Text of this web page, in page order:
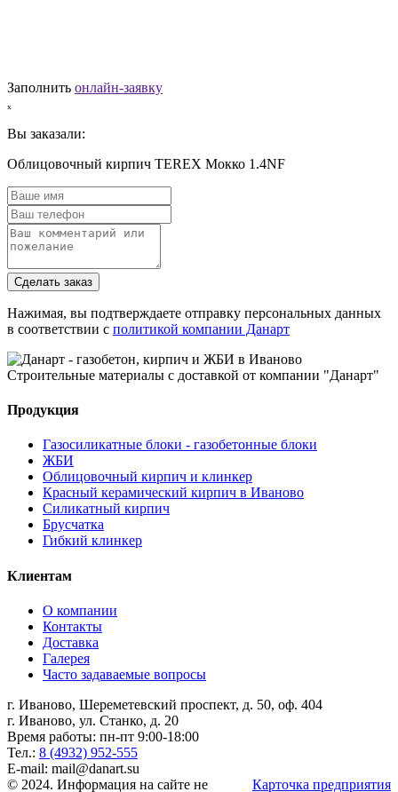
Заполнить онлайн-заявку
ₓ
Вы заказали:
Облицовочный кирпич TEREX Мокко 1.4NF
Сделать заказ
Нажимая, вы подтверждаете отправку персональных данных
в соответствии с политикой компании Данарт
Строительные материалы с доставкой от компании "Данарт"
Продукция
Газосиликатные блоки - газобетонные блоки
ЖБИ
Облицовочный кирпич и клинкер
Красный керамический кирпич в Иваново
Силикатный кирпич
Брусчатка
Гибкий клинкер
Клиентам
О компании
Контакты
Доставка
Галерея
Часто задаваемые вопросы
г. Иваново, Шереметевский проспект, д. 50, оф. 404
г. Иваново, ул. Станко, д. 20
Время работы: пн-пт 9:00-18:00
Тел.: 8 (4932) 952-555
E-mail: mail@danart.su
Карточка предприятия
© 2024. Информация на сайте не